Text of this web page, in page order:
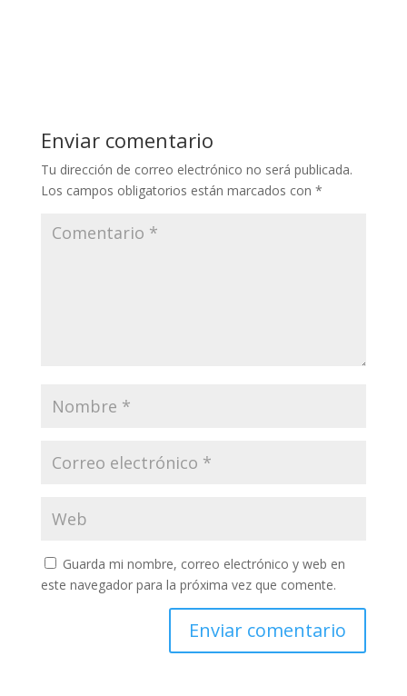
Enviar comentario
Tu dirección de correo electrónico no será publicada.
Los campos obligatorios están marcados con *
Guarda mi nombre, correo electrónico y web en
este navegador para la próxima vez que comente.